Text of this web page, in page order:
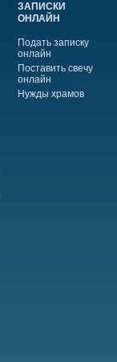
ЗАПИСКИ
ОНЛАЙН
Подать записку
онлайн
Поставить свечу
онлайн
Нужды храмов